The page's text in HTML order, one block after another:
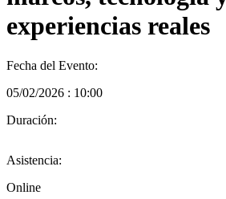
experiencias reales
Fecha del Evento:
05/02/2026 : 10:00
Duración:
Asistencia:
Online